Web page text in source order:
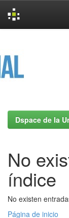
Dspace de la
No
índice
No existen
Página de inicio